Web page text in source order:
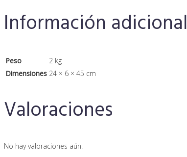
Información adicional
Peso
2 kg
Dimensiones 24 × 6 × 45 cm
Valoraciones
No hay valoraciones aún.